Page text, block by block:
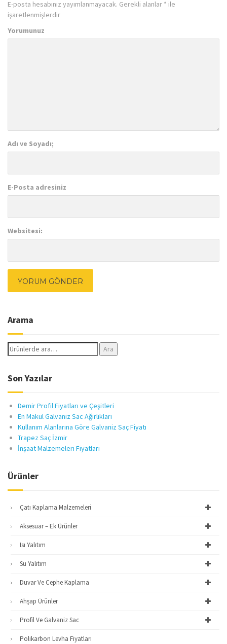
E-posta hesabınız yayımlanmayacak. Gerekli alanlar * ile
işaretlenmişlerdir
Yorumunuz
Adı ve Soyadı;
E-Posta adresiniz
Websitesi:
Arama
Ara: Ara
Son Yazılar
Demir Profil Fiyatları ve Çeşitleri
En Makul Galvaniz Sac Ağırlıkları
Kullanım Alanlarına Göre Galvaniz Saç Fiyatı
Trapez Saç İzmir
İnşaat Malzemeleri Fiyatları
Ürünler
Çatı Kaplama Malzemeleri
Aksesuar – Ek Ürünler
Isı Yalıtım
Su Yalıtım
Duvar Ve Cephe Kaplama
Ahşap Ürünler
Profil Ve Galvaniz Sac
Polikarbon Levha Fiyatları